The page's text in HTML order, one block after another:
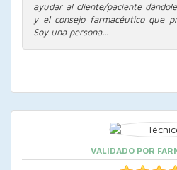
ayudar al cliente/paciente
y el consejo farmacéutico que
Soy una persona...
VALIDADO POR